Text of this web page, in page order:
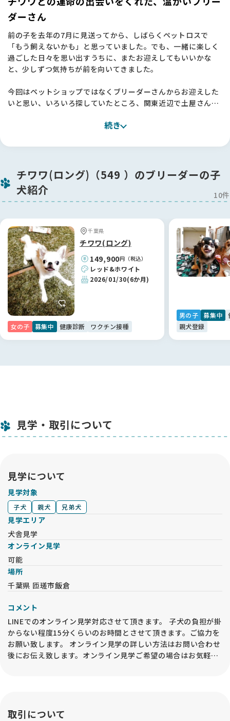
ダーさん
前の子を去年の7月に見送ってから、しばらくペットロスで
「もう飼えないかも」と思っていました。でも、一緒に楽しく
過ごした日々を思い出すうちに、またお迎えしてもいいかな
と、少しずつ気持ちが前を向いてきました。
今回はペットショップではなくブリーダーさんからお迎えした
いと思い、いろいろ探していたところ、関東近辺で土屋さんを
ちを家族のように大切に育てていらっしゃるこだわりも書かれ
めてだったので少し緊張していたのですが、土屋さんはすごく
気さくに対応してくださいました。お目当ての子だけでなく、
お母さん犬や兄弟犬も連れてきてくださって、一頭一頭の性格
の違いまで丁寧に教えてくださったんです。
他に気になっていた子のことも全部説明してくださって、お世
話の仕方や生活の様子まで詳しくお話しいただけました。お引
き渡しのときには「申し訳ない」というくらい、本当に大切に
育ててこられたんだなと感じました ✨
お迎えした子はとっても活発で、ケージから出たくてしょうが
ないみたいです。食事もしっかり食べてくれて、元気に過ごし
ています 💕
【BreederFamiliesへ】
正直、最初はブリーダーさんを探すのにとても迷いました。大
手のサイトだとブリーダーさんがたくさん出てきて、口コミも
状態でした。
が伝わってきて、チェックリストのような情報もとても参考に
なりました。
お迎えまで進むことができました 🌸
続き
チワワ(ロング)（549 ）のブリーダーの子
犬紹介
10件
千葉県
チワワ(ロング)
149,900円（税込）
レッド&ホワイト
2026/01/30(6か月)
女の子 募集中 健康診断 ワクチン接種
男の子 募集中
親犬登録
見学・取引について
見学について
見学対象
子犬 親犬 兄弟犬
見学エリア
犬舎見学
オンライン見学
可能
場所
千葉県 匝瑳市飯倉
コメント
LINEでのオンライン見学対応させて頂きます。 子犬の負担が掛
からない程度15分くらいのお時間とさせて頂きます。ご協力を
お願い致します。 オンライン見学の詳しい方法はお問い合わせ
後にお伝え致します。オンライン見学ご希望の場合はお気軽に
取引について